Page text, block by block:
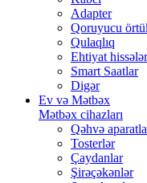
Adapter
Qoruyucu
Qulaqlıq
Ehtiyat
Smart Saatlar
Digər
Ev və Mətbəx
Mətbəx cihazları
Qəhvə
Tosterlər
Çaydanlar
Şirəçəkənlər